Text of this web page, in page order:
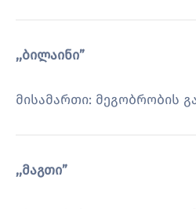
,,ბილაინი”
მისამართი: მეგობრობის
,,მაგთი”